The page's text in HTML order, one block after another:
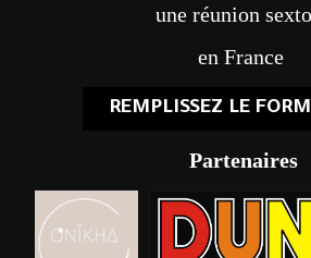
une réunion
en France
REMPLISSEZ LE
Partenaires